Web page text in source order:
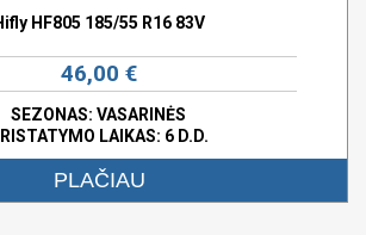
HF805 185/55 R16 83V
46,00 €
SEZONAS: VASARINĖS
LAIKAS: 6 D.D.
PLAČIAU